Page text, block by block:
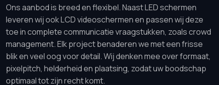
Ons aanbod is breed en flexibel. Naast LED schermen
leveren wij ook LCD videoschermen en passen wij deze
toe in complete communicatie vraagstukken, zoals crowd
management. Elk project benaderen we met een frisse
blik en veel oog voor detail. Wij denken mee over formaat,
pixelpitch, helderheid en plaatsing, zodat uw boodschap
optimaal tot zijn recht komt.